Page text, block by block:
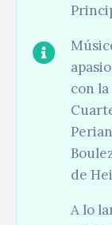
con
de
A lo